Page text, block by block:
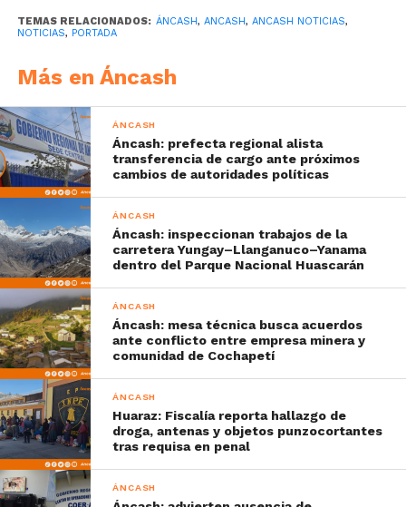
TEMAS RELACIONADOS: ÁNCASH, ANCASH, ANCASH NOTICIAS,
NOTICIAS, PORTADA
Más en Áncash
ÁNCASH
Áncash: prefecta regional alista
transferencia de cargo ante próximos
cambios de autoridades políticas
ÁNCASH
Áncash: inspeccionan trabajos de la
carretera Yungay–Llanganuco–Yanama
dentro del Parque Nacional Huascarán
ÁNCASH
Áncash: mesa técnica busca acuerdos
ante conflicto entre empresa minera y
comunidad de Cochapetí
ÁNCASH
Huaraz: Fiscalía reporta hallazgo de
droga, antenas y objetos punzocortantes
tras requisa en penal
ÁNCASH